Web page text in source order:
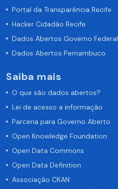
Portal da Transparência Recife
Hacker Cidadão Recife
Dados Abertos Governo Federal
Dados Abertos Pernambuco
Saiba mais
O que são dados abertos?
Lei de acesso a informação
Parceria para Governo Aberto
Open Knowledge Foundation
Open Data Commons
Open Data Definition
Associação CKAN